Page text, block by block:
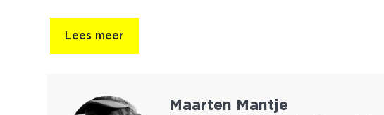
Lees meer
Maarten Mantje